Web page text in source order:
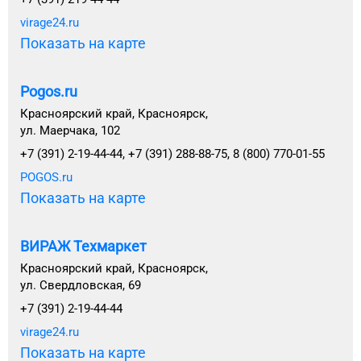
virage24.ru
Показать на карте
Pogos.ru
Красноярский край, Красноярск,
ул. Маерчака, 102
+7 (391) 2-19-44-44, +7 (391) 288-88-75, 8 (800) 770-01-55
POGOS.ru
Показать на карте
ВИРАЖ Техмаркет
Красноярский край, Красноярск,
ул. Свердловская, 69
+7 (391) 2-19-44-44
virage24.ru
Показать на карте